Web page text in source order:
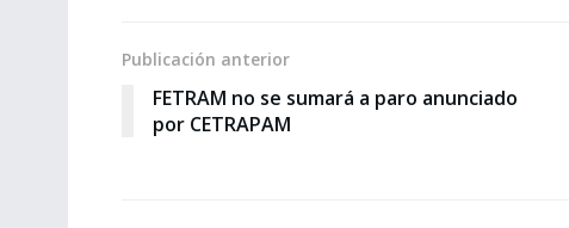
Publicación anterior
FETRAM no se sumará a paro anunciado
por CETRAPAM